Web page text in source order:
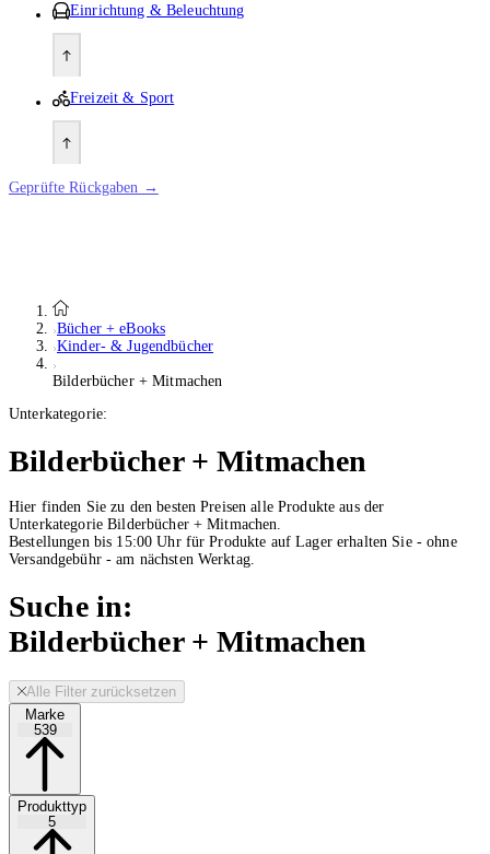
Einrichtung & Beleuchtung
Freizeit & Sport
Geprüfte Rückgaben →
Bücher + eBooks
Kinder- & Jugendbücher
Bilderbücher + Mitmachen
Unterkategorie:
Bilderbücher + Mitmachen
Hier finden Sie zu den besten Preisen alle Produkte aus der
Unterkategorie Bilderbücher + Mitmachen.
Bestellungen bis 15:00 Uhr für Produkte auf Lager erhalten Sie - ohne
Versandgebühr - am nächsten Werktag.
Suche in:
Bilderbücher + Mitmachen
Alle Filter zurücksetzen
Marke
539
Produkttyp
5